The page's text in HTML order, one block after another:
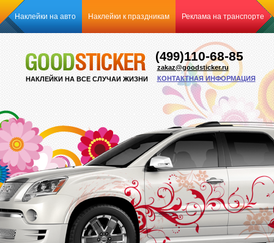
Наклейки на авто Наклейки к праздникам Реклама на транспорте
НАКЛЕЙКИ НА ВСЕ СЛУЧАИ ЖИЗНИ
(499)110-68-85
zakaz@goodsticker.ru
КОНТАКТНАЯ ИНФОРМАЦИЯ